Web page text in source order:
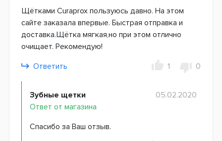
Щётками Curaprox пользуюсь давно. На этом
сайте заказала впервые. Быстрая отправка и
доставка.Щётка мягкая,но при этом отлично
очищает. Рекомендую!
Ответить
1 0
Зубные щетки
Ответ от магазина
05.02.2020
Спасибо за Ваш отзыв.